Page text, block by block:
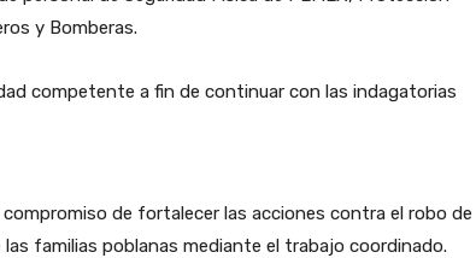
y Bomberas.
competente a fin de continuar con las indagatorias
compromiso de fortalecer las acciones contra el robo de
familias poblanas mediante el trabajo coordinado.